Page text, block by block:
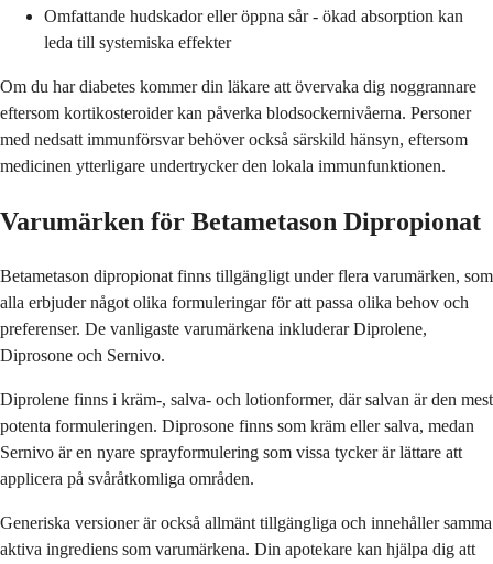
Omfattande hudskador eller öppna sår - ökad absorption kan
leda till systemiska effekter
Om du har diabetes kommer din läkare att övervaka dig noggrannare
eftersom kortikosteroider kan påverka blodsockernivåerna. Personer
med nedsatt immunförsvar behöver också särskild hänsyn, eftersom
medicinen ytterligare undertrycker den lokala immunfunktionen.
Varumärken för Betametason Dipropionat
Betametason dipropionat finns tillgängligt under flera varumärken, som
alla erbjuder något olika formuleringar för att passa olika behov och
preferenser. De vanligaste varumärkena inkluderar Diprolene,
Diprosone och Sernivo.
Diprolene finns i kräm-, salva- och lotionformer, där salvan är den mest
potenta formuleringen. Diprosone finns som kräm eller salva, medan
Sernivo är en nyare sprayformulering som vissa tycker är lättare att
applicera på svåråtkomliga områden.
Generiska versioner är också allmänt tillgängliga och innehåller samma
aktiva ingrediens som varumärkena. Din apotekare kan hjälpa dig att